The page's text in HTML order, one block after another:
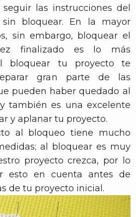
las instrucciones del
bloquear. En la mayor
sin embargo, bloquear el
finalizado es lo más
bloquear tu proyecto te
gran parte de las
pueden haber quedado al
también es una excelente
y aplanar tu proyecto.
al bloqueo tiene mucho
al bloquear es muy
proyecto crezca, por lo
esto en cuenta antes de
de tu proyecto inicial.